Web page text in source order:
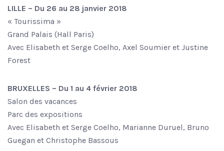
LILLE – Du 26 au 28 janvier 2018
« Tourissima »
Grand Palais (Hall Paris)
Avec Elisabeth et Serge Coelho, Axel Soumier et Justine
Forest
BRUXELLES – Du 1 au 4 février 2018
Salon des vacances
Parc des expositions
Avec Elisabeth et Serge Coelho, Marianne Duruel, Bruno
Guegan et Christophe Bassous